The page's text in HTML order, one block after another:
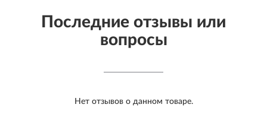
Последние отзывы или
вопросы
Нет отзывов о данном товаре.